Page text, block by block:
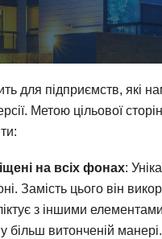
для підприємств, які
Метою цільової
на всіх фонах:
Замість цього він
з іншими
більш витонченій манері.